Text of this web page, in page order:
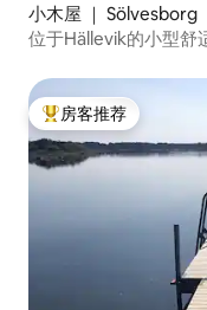
小木屋 ｜ Sölvesborg
位于Hällevik的小型舒
热门「房客推荐」
房客推荐